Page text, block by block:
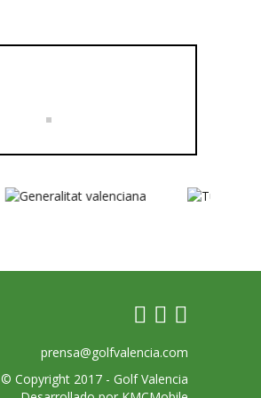
prensa@golfvalencia.com
© Copyright 2017 - Golf Valencia